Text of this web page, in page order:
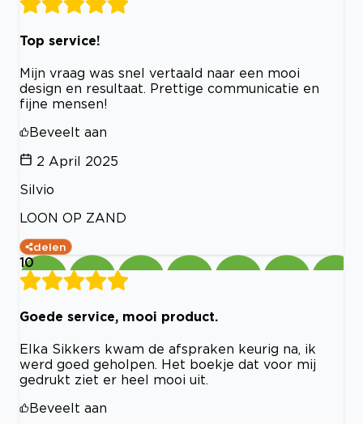
Top service!
Mijn vraag was snel vertaald naar een mooi
design en resultaat. Prettige communicatie en
fijne mensen!
Beveelt aan
2 April 2025
Silvio
LOON OP ZAND
delen
10
Goede service, mooi product.
Elka Sikkers kwam de afspraken keurig na, ik
werd goed geholpen. Het boekje dat voor mij
gedrukt ziet er heel mooi uit.
Beveelt aan